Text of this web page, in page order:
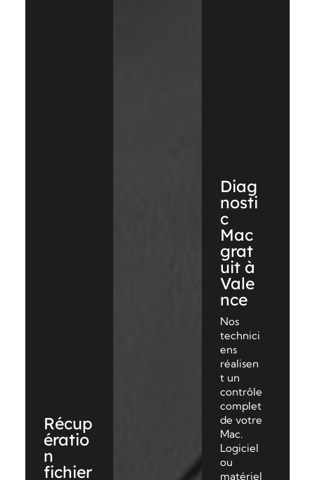
Récup
ératio
n
fichier
Diag
nosti
c
Mac
grat
uit à
Vale
nce
Nos
technici
ens
réalisen
t un
contrôle
complet
de votre
Mac.
Logiciel
ou
matériel